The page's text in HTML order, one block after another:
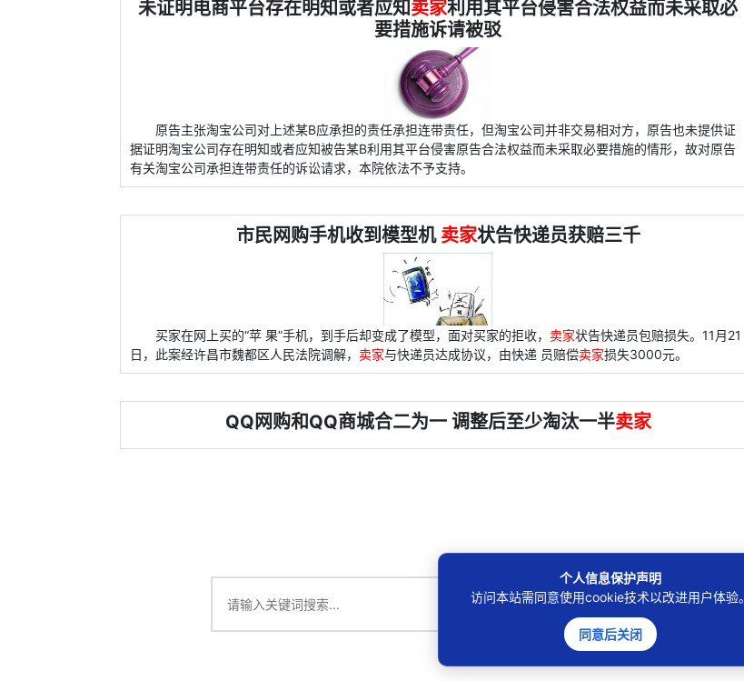
未证明电商平台存在明知或者应知卖家利用其平台侵害合法权益而未采取必
要措施诉请被驳
原告主张淘宝公司对上述某B应承担的责任承担连带责任，但淘宝公司并非交易相对方，原告也未提供证
据证明淘宝公司存在明知或者应知被告某B利用其平台侵害原告合法权益而未采取必要措施的情形，故对原告
有关淘宝公司承担连带责任的诉讼请求，本院依法不予支持。
市民网购手机收到模型机 卖家状告快递员获赔三千
买家在网上买的“苹 果”手机，到手后却变成了模型，面对买家的拒收， 卖家状告快递员包赔损失。11月21
日，此案经许昌市魏都区人民法院调解， 卖家与快递员达成协议，由快递 员赔偿卖家损失3000元。
QQ网购和QQ商城合二为一 调整后至少淘汰一半卖家
🔍
个人信息保护声明
访问本站需同意使用cookie技术以改进用户体验。
同意后关闭